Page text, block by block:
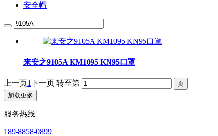
安全帽
来安之9105A KM1095 KN95口罩
上一页1下一页 转至第
加载更多
服务热线
189-8858-0899